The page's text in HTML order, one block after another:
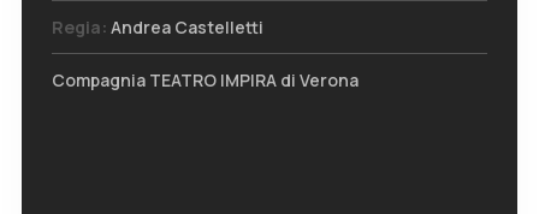
Regia: Andrea Castelletti
Compagnia TEATRO IMPIRA di Verona